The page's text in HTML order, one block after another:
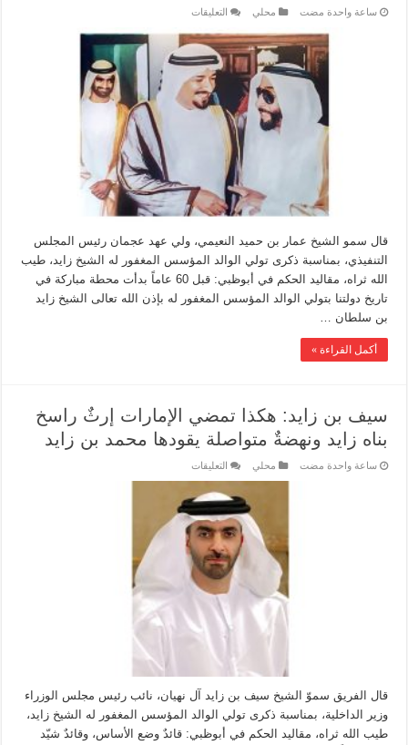
‏ساعة واحدة مضت محلي التعليقات
قال سمو الشيخ عمار بن حميد النعيمي، ولي عهد عجمان رئيس المجلس
التنفيذي، بمناسبة ذكرى تولي الوالد المؤسس المغفور له الشيخ زايد، طيب
الله ثراه، مقاليد الحكم في أبوظبي: قبل 60 عاماً بدأت محطة مباركة في
تاريخ دولتنا بتولي الوالد المؤسس المغفور له بإذن الله تعالى الشيخ زايد
بن سلطان …
أكمل القراءة »
سيف بن زايد: هكذا تمضي الإمارات إرثٌ راسخ
بناه زايد ونهضةٌ متواصلة يقودها محمد بن زايد
‏ساعة واحدة مضت محلي التعليقات
قال الفريق سموّ الشيخ سيف بن زايد آل نهيان، نائب رئيس مجلس الوزراء
وزير الداخلية، بمناسبة ذكرى تولي الوالد المؤسس المغفور له الشيخ زايد،
طيب الله ثراه، مقاليد الحكم في أبوظبي: قائدٌ وضع الأساس، وقائدٌ شيّد